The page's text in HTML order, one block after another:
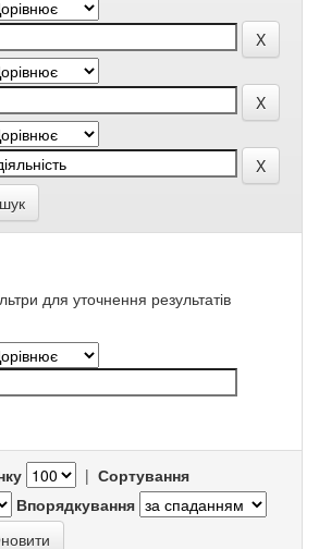
для уточнення результатів
| Сортування
Впорядкування